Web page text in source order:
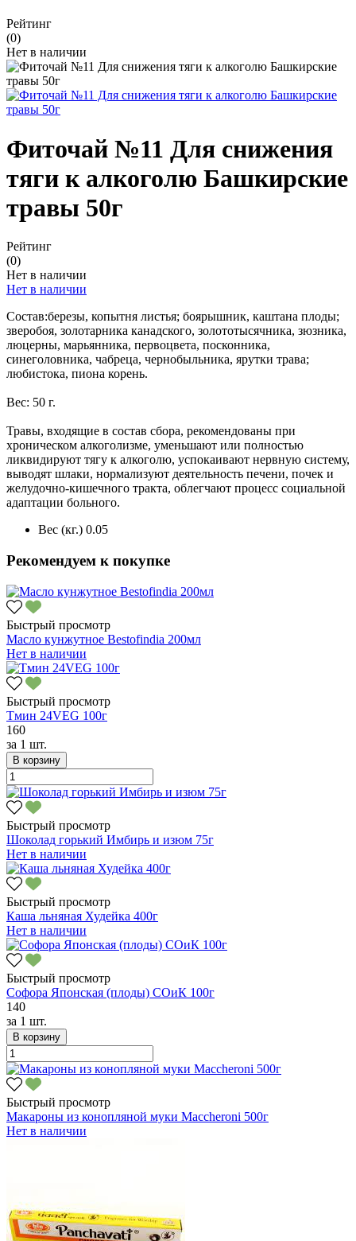
Рейтинг
(0)
Нет в наличии
Фиточай №11 Для снижения
тяги к алкоголю Башкирские
травы 50г
Рейтинг
(0)
Нет в наличии
Нет в наличии
Состав:березы, копытня листья; боярышник, каштана плоды;
зверобоя, золотарника канадского, золототысячника, зюзника,
люцерны, марьянника, первоцвета, посконника,
синеголовника, чабреца, чернобыльника, ярутки трава;
любистока, пиона корень.
Вес: 50 г.
Травы, входящие в состав сбора, рекомендованы при
хроническом алкоголизме, уменьшают или полностью
ликвидируют тягу к алкоголю, успокаивают нервную систему,
выводят шлаки, нормализуют деятельность печени, почек и
желудочно-кишечного тракта, облегчают процесс социальной
адаптации больного.
Вес (кг.) 0.05
Рекомендуем к покупке
Быстрый просмотр
Масло кунжутное Bestofindia 200мл
Нет в наличии
Быстрый просмотр
Тмин 24VEG 100г
160
за 1 шт.
В корзину
Быстрый просмотр
Шоколад горький Имбирь и изюм 75г
Нет в наличии
Быстрый просмотр
Каша льняная Худейка 400г
Нет в наличии
Быстрый просмотр
Софора Японская (плоды) СОиК 100г
140
за 1 шт.
В корзину
Быстрый просмотр
Макароны из конопляной муки Maccheroni 500г
Нет в наличии